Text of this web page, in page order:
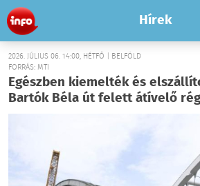
Hírek
2026. JÚLIUS 06. 14:00, HÉTFŐ | BELFÖLD
FORRÁS: MTI
Egészben kiemelték és
Bartók Béla út felett átívelő